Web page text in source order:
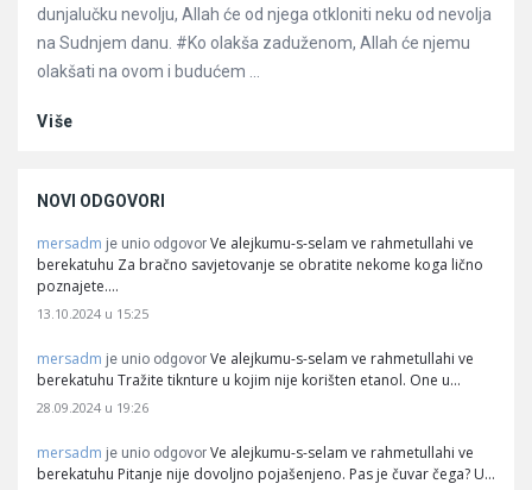
dunjalučku nevolju, Allah će od njega otkloniti neku od nevolja
na Sudnjem danu. #Ko olakša zaduženom, Allah će njemu
olakšati na ovom i budućem ...
Više
NOVI ODGOVORI
mersadm je unio odgovor Ve alejkumu-s-selam ve rahmetullahi ve
berekatuhu Za bračno savjetovanje se obratite nekome koga lično
poznajete.…
13.10.2024 u 15:25
mersadm je unio odgovor Ve alejkumu-s-selam ve rahmetullahi ve
berekatuhu Tražite tiknture u kojim nije korišten etanol. One u…
28.09.2024 u 19:26
mersadm je unio odgovor Ve alejkumu-s-selam ve rahmetullahi ve
berekatuhu Pitanje nije dovoljno pojašenjeno. Pas je čuvar čega? U…